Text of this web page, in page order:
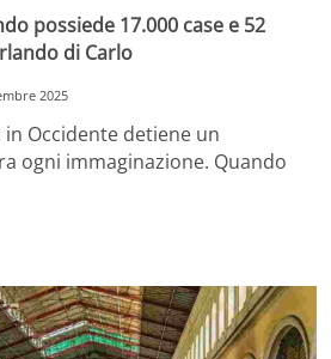
possiede 17.000 case e 52
di Carlo
2025
Occidente detiene un
ogni immaginazione. Quando